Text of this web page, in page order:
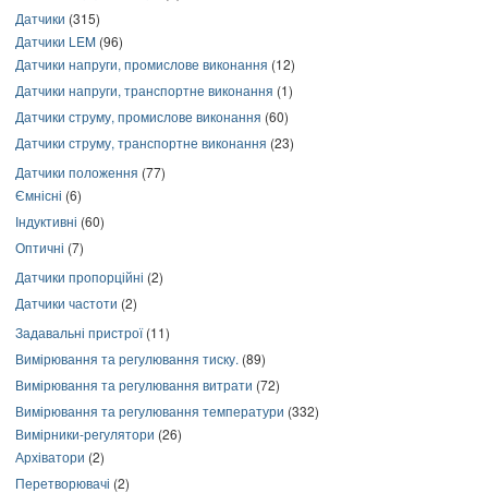
Датчики (315)
Датчики LEM (96)
Датчики напруги, промислове виконання (12)
Датчики напруги, транспортне виконання (1)
Датчики струму, промислове виконання (60)
Датчики струму, транспортне виконання (23)
Датчики положення (77)
Ємнісні (6)
Індуктивні (60)
Оптичні (7)
Датчики пропорційні (2)
Датчики частоти (2)
Задавальні пристрої(11)
Вимірювання та регулювання тиску. (89)
Вимірювання та регулювання витрати (72)
Вимірювання та регулювання температури (332)
Вимірники-регулятори (26)
Архіватори (2)
Перетворювачі (2)